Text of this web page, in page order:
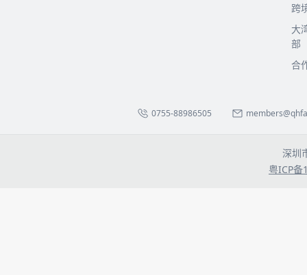
跨
大
部
合
0755-88986505
深圳
粤ICP